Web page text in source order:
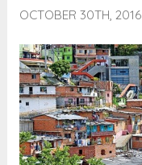
OCTOBER 30TH, 2016